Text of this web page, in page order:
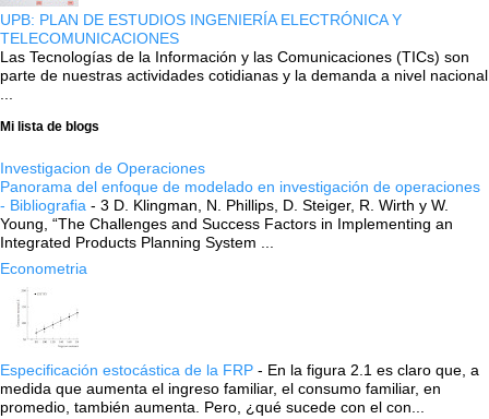
UPB: PLAN DE ESTUDIOS INGENIERÍA ELECTRÓNICA Y
TELECOMUNICACIONES
Las Tecnologías de la Información y las Comunicaciones (TICs) son
parte de nuestras actividades cotidianas y la demanda a nivel nacional
Mi lista de blogs
Investigacion de Operaciones
Panorama del enfoque de modelado en investigación de operaciones
- Bibliografia - 3 D. Klingman, N. Phillips, D. Steiger, R. Wirth y W.
Young, “The Challenges and Success Factors in Implementing an
Integrated Products Planning System ...
Econometria
Especificación estocástica de la FRP - En la figura 2.1 es claro que, a
medida que aumenta el ingreso familiar, el consumo familiar, en
promedio, también aumenta. Pero, ¿qué sucede con el con...